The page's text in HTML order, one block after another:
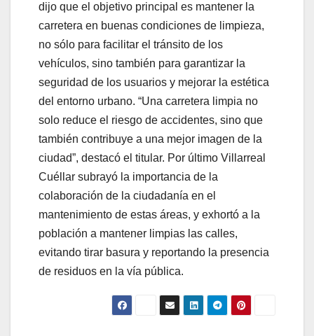
dijo que el objetivo principal es mantener la
carretera en buenas condiciones de limpieza,
no sólo para facilitar el tránsito de los
vehículos, sino también para garantizar la
seguridad de los usuarios y mejorar la estética
del entorno urbano. “Una carretera limpia no
solo reduce el riesgo de accidentes, sino que
también contribuye a una mejor imagen de la
ciudad”, destacó el titular. Por último Villarreal
Cuéllar subrayó la importancia de la
colaboración de la ciudadanía en el
mantenimiento de estas áreas, y exhortó a la
población a mantener limpias las calles,
evitando tirar basura y reportando la presencia
de residuos en la vía pública.